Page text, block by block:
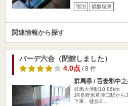
宿泊 硫酸塩泉
関連情報から探す
バーデ六合（閉館しました）
4.0点/ 8 件
群馬県 / 吾妻郡中
群馬大津駅10.86km
JR長野原草津口駅から
下車、徒歩2…